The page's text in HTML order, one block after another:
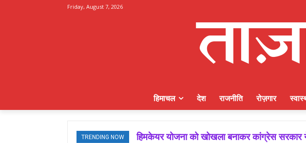
Friday, August 7, 2026
हिमाचल देश राजनीति रोज़गार
TRENDING NOW हिमकेयर योजना को खोखला बनाकर कांग्रेस सरकार